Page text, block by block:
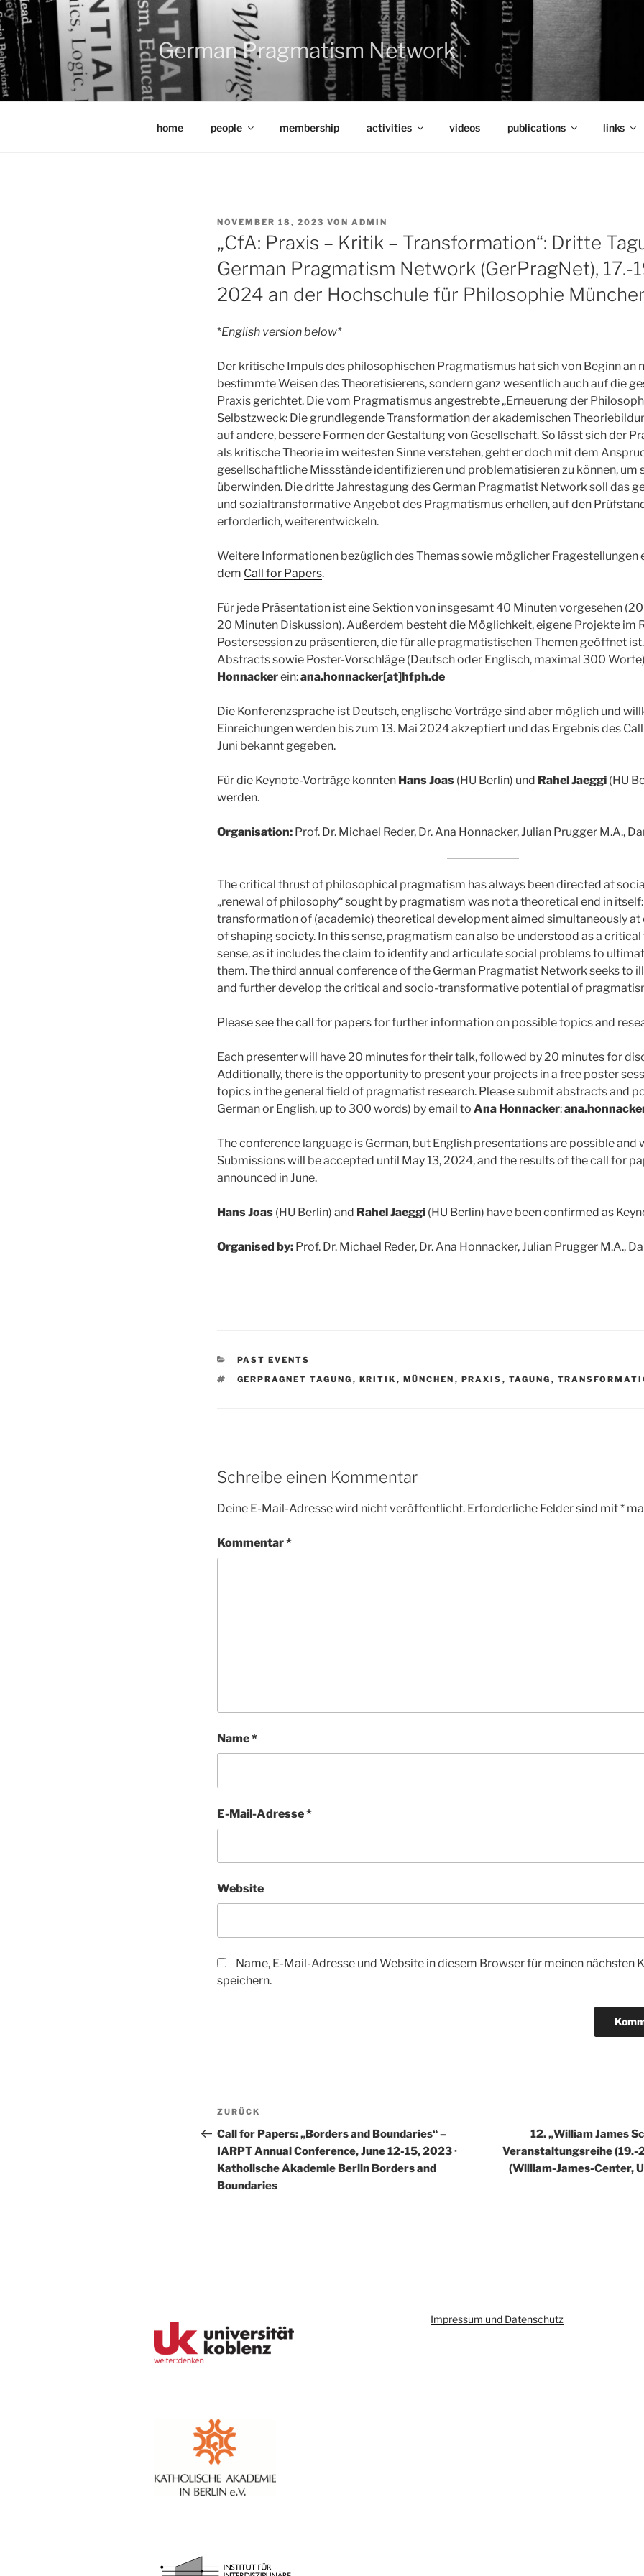
Zum
Inhalt
springen
German Pragmatism Network
home people membership activities videos publications links
VERÖFFENTLICHT
AM
NOVEMBER 18, 2023 VON ADMIN
„CfA: Praxis – Kritik – Transformation“: Dritte
German Pragmatism Network (GerPragNet), 17.-
2024 an der Hochschule für Philosophie
*English version below*
Der kritische Impuls des philosophischen Pragmatismus hat sich von Beginn an
bestimmte Weisen des Theoretisierens, sondern ganz wesentlich auch auf die
Praxis gerichtet. Die vom Pragmatismus angestrebte „Erneuerung der
Selbstzweck: Die grundlegende Transformation der akademischen
auf andere, bessere Formen der Gestaltung von Gesellschaft. So lässt sich der
als kritische Theorie im weitesten Sinne verstehen, geht er doch mit dem
gesellschaftliche Missstände identifizieren und problematisieren zu können, um
überwinden. Die dritte Jahrestagung des German Pragmatist Network soll das
und sozialtransformative Angebot des Pragmatismus erhellen, auf den
erforderlich, weiterentwickeln.
Weitere Informationen bezüglich des Themas sowie möglicher Fragestellungen
dem Call for Papers.
Für jede Präsentation ist eine Sektion von insgesamt 40 Minuten vorgesehen
20 Minuten Diskussion). Außerdem besteht die Möglichkeit, eigene Projekte im
Postersession zu präsentieren, die für alle pragmatistischen Themen geöffnet
Abstracts sowie Poster-Vorschläge (Deutsch oder Englisch, maximal 300
Honnackerein:ana.honnacker[at]hfph.de
Die Konferenzsprache ist Deutsch, englische Vorträge sind aber möglich und
Einreichungen werden bis zum 13. Mai 2024 akzeptiert und das Ergebnis des
Juni bekannt gegeben.
Für die Keynote-Vorträge konnten Hans Joas (HU Berlin) und Rahel Jaeggi (HU
werden.
Organisation: Prof. Dr. Michael Reder, Dr. Ana Honnacker, Julian Prugger M.A.,
The critical thrust of philosophical pragmatism has always been directed at
„renewal of philosophy“ sought by pragmatism was not a theoretical end in
transformation of (academic) theoretical development aimed simultaneously
of shaping society. In this sense, pragmatism can also be understood as a
sense, as it includes the claim to identify and articulate social problems to
them. The third annual conference of the German Pragmatist Network seeks to
and further develop the critical and socio-transformative potential of
Please see thecall for papersfor further information on possible topics and
Each presenter will have 20 minutes for their talk, followed by 20 minutes for
Additionally, there is the opportunity to present your projects in a free poster
topics in the general field of pragmatist research. Please submit abstracts and
German or English, up to 300 words) by email to Ana Honnacker:
The conference language is German, but English presentations are possible and
Submissions will be accepted until May 13, 2024, and the results of the call for
announced in June.
Hans Joas (HU Berlin) and Rahel Jaeggi (HU Berlin) have been confirmed as
Organised by: Prof. Dr. Michael Reder, Dr. Ana Honnacker, Julian Prugger M.A.,
KATEGORIEN
PAST EVENTS
SCHLAGWÖRTER
GERPRAGNET TAGUNG , KRITIK , MÜNCHEN , PRAXIS , TAGUNG ,
Schreibe einen Kommentar
Deine E-Mail-Adresse wird nicht veröffentlicht. Erforderliche Felder sind mit*
Kommentar*
Name*
E-Mail-Adresse*
Website
Name, E-Mail-Adresse und Website in diesem Browser für meinen nächsten
speichern.
Beitragsnavigation
Vorheriger
Beitrag
ZURÜCK
Call for Papers: „Borders and Boundaries“ –
IARPT Annual Conference, June 12-15, 2023 ·
Katholische Akademie Berlin Borders and
Boundaries
12. „William James
Veranstaltungsreihe (19.-
(William-James-Center,
Impressum und Datenschutz